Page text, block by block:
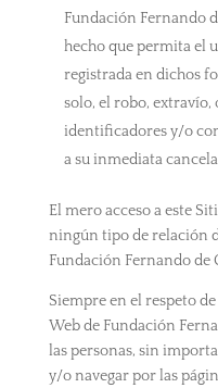
Fundación Fernando
hecho que permita el
registrada en dichos
solo, el robo, extravío,
identificadores y/o
a su inmediata
El mero acceso a este
ningún tipo de relación
Fundación Fernando de
Siempre en el respeto
Web de Fundación
las personas, sin
y/o navegar por las